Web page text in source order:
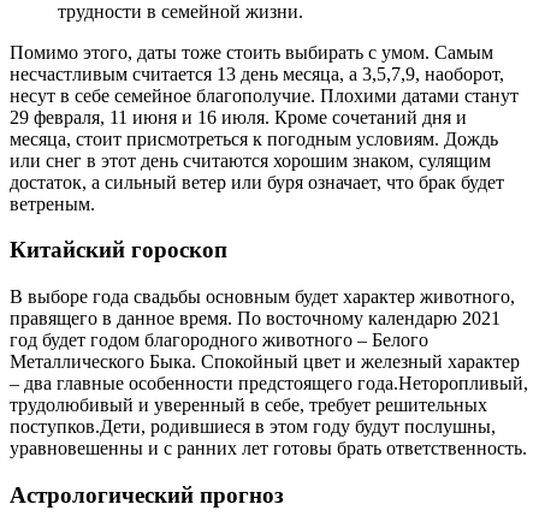
трудности в семейной жизни.
Помимо этого, даты тоже стоить выбирать с умом. Самым
несчастливым считается 13 день месяца, а 3,5,7,9, наоборот,
несут в себе семейное благополучие. Плохими датами станут
29 февраля, 11 июня и 16 июля. Кроме сочетаний дня и
месяца, стоит присмотреться к погодным условиям. Дождь
или снег в этот день считаются хорошим знаком, сулящим
достаток, а сильный ветер или буря означает, что брак будет
ветреным.
Китайский гороскоп
В выборе года свадьбы основным будет характер животного,
правящего в данное время. По восточному календарю 2021
год будет годом благородного животного – Белого
Металлического Быка. Спокойный цвет и железный характер
– два главные особенности предстоящего года.Неторопливый,
трудолюбивый и уверенный в себе, требует решительных
поступков.Дети, родившиеся в этом году будут послушны,
уравновешенны и с ранних лет готовы брать ответственность.
Астрологический прогноз